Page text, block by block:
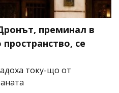
преминал в
се
току-що от